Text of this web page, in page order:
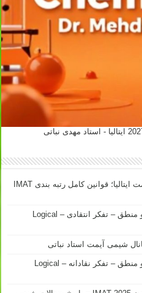
نحوه رتبه بندی داوطلبان در آزمون آیمت ایتالیا؛ قوانین کامل رتبه بندی IMAT
نمونه سوالات آیمت ایتالیا – استدلال و منطق – تفکر انتقادی – Logical
شیمی آیمت استاد نباتی
نمونه سوالات آیمت ایتالیا – استدلال و منطق – تفکر نقادانه – Logical